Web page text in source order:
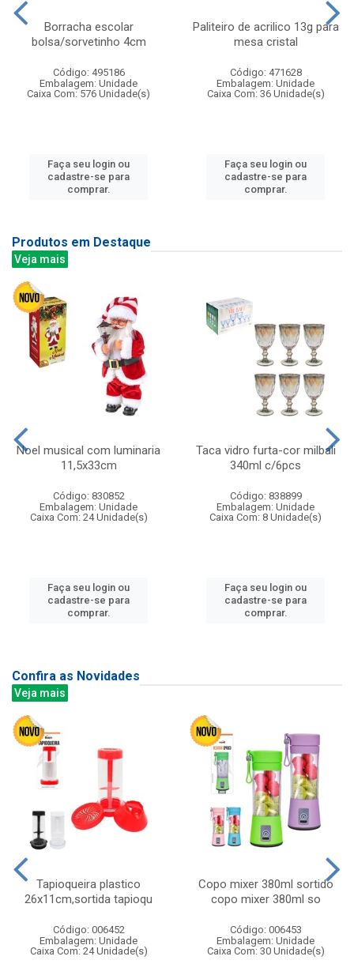
Borracha escolar
bolsa/sorvetinho 4cm
Código: 495186
Embalagem: Unidade
Caixa Com: 576 Unidade(s)
Faça seu login ou
cadastre-se para
comprar.
Paliteiro de acrilico 13g para
mesa cristal
Código: 471628
Embalagem: Unidade
Caixa Com: 36 Unidade(s)
Faça seu login ou
cadastre-se para
comprar.
Produtos em Destaque
Veja mais
Noel musical com luminaria
11,5x33cm
Código: 830852
Embalagem: Unidade
Caixa Com: 24 Unidade(s)
Faça seu login ou
cadastre-se para
comprar.
Taca vidro furta-cor milbali
340ml c/6pcs
Código: 838899
Embalagem: Unidade
Caixa Com: 8 Unidade(s)
Faça seu login ou
cadastre-se para
comprar.
Confira as Novidades
Veja mais
Tapioqueira plastico
26x11cm,sortida tapioqu
Código: 006452
Embalagem: Unidade
Caixa Com: 24 Unidade(s)
Copo mixer 380ml sortido
copo mixer 380ml so
Código: 006453
Embalagem: Unidade
Caixa Com: 30 Unidade(s)